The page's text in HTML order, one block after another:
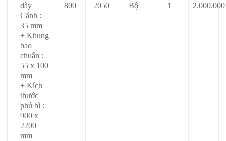
dày
Cánh :
35 mm
+ Khung
bao
chuẩn :
55 x 100
mm
+ Kích
thước
phủ bì :
900 x
2200
mm
800 2050 Bộ 1 2.000.000